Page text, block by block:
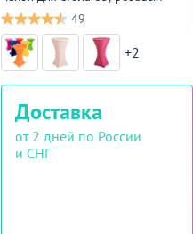
49
+2
Доставка
от 2 дней по России
и СНГ